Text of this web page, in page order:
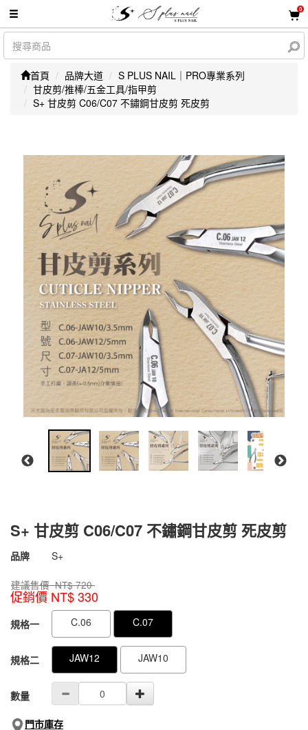
0
首頁 品牌大道
S PLUS NAIL｜PRO專業系列
甘皮剪/推棒/五金工具/指甲剪
S+ 甘皮剪 C06/C07 不鏽鋼甘皮剪 死皮剪
S+ 甘皮剪 C06/C07 不鏽鋼甘皮剪 死皮剪
商品代號 4711075570560
4711075570560
品牌 S+
建議售價 NT$720
促銷價 NT$330
GOODS000000000000001503129
規格一 C.06 C.07
規格二 JAW12 JAW10
數量
門市庫存